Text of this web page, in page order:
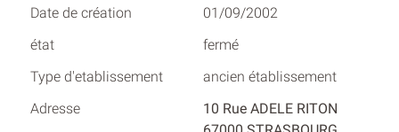
01/09/2002
fermé
ancien établissement
10 Rue ADELE RITON